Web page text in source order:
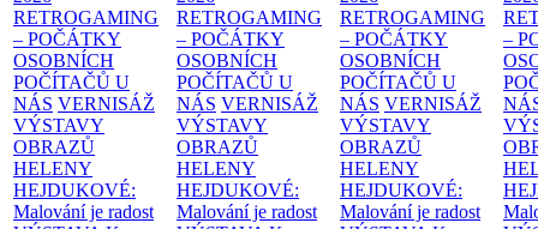
RETROGAMING
– POČÁTKY
OSOBNÍCH
POČÍTAČŮ U
NÁS VERNISÁŽ
VÝSTAVY
OBRAZŮ
HELENY
HEJDUKOVÉ:
Malování je radost
RETROGAMING
– POČÁTKY
OSOBNÍCH
POČÍTAČŮ U
NÁS VERNISÁŽ
VÝSTAVY
OBRAZŮ
HELENY
HEJDUKOVÉ:
Malování je radost
RETROGAMING
– POČÁTKY
OSOBNÍCH
POČÍTAČŮ U
NÁS VERNISÁŽ
VÝSTAVY
OBRAZŮ
HELENY
HEJDUKOVÉ:
Malování je radost
–